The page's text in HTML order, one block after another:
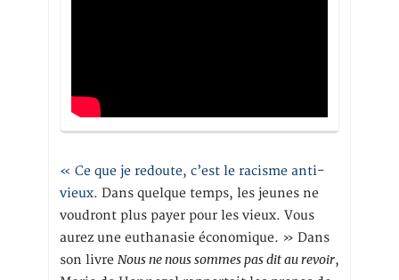
« Ce que je redoute, c’est le racisme anti-
vieux. Dans quelque temps, les jeunes ne
voudront plus payer pour les vieux. Vous
aurez une euthanasie économique. » Dans
son livre Nous ne nous sommes pas dit au revoir,